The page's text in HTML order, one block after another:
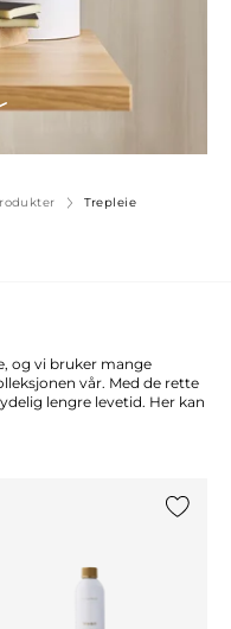
Trepleie
og vi bruker mange
vår. Med de rette
lengre levetid. Her kan